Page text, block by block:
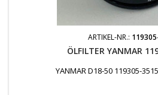
ARTIKEL-NR.:
ÖLFILTER YANMAR
YANMAR D18-50 119305-